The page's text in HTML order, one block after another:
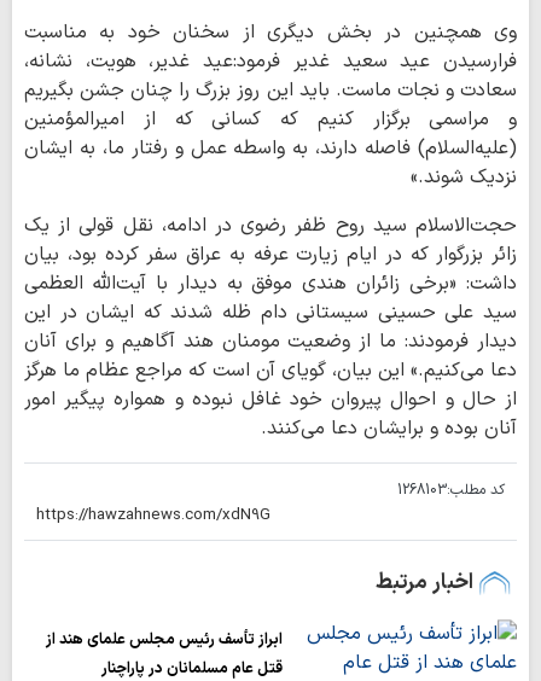
وی همچنین در بخش دیگری از سخنان خود به مناسبت
فرارسیدن عید سعید غدیر فرمود:عید غدیر، هویت، نشانه،
سعادت و نجات ماست. باید این روز بزرگ را چنان جشن بگیریم
و مراسمی برگزار کنیم که کسانی که از امیرالمؤمنین
(علیه‌السلام) فاصله دارند، به واسطه عمل و رفتار ما، به ایشان
نزدیک شوند.»
حجت‌الاسلام سید روح ظفر رضوی در ادامه، نقل قولی از یک
زائر بزرگوار که در ایام زیارت عرفه به عراق سفر کرده بود، بیان
داشت: «برخی زائران هندی موفق به دیدار با آیت‌الله العظمی
سید علی حسینی سیستانی دام ظله شدند که ایشان در این
دیدار فرمودند: ما از وضعیت مومنان هند آگاهیم و برای آنان
دعا می‌کنیم.» این بیان، گویای آن است که مراجع عظام ما هرگز
از حال و احوال پیروان خود غافل نبوده و همواره پیگیر امور
آنان بوده و برایشان دعا می‌کنند.
کد مطلب:1268103
اخبار مرتبط
ابراز تأسف رئیس مجلس علمای هند از
قتل عام مسلمانان در پاراچنار